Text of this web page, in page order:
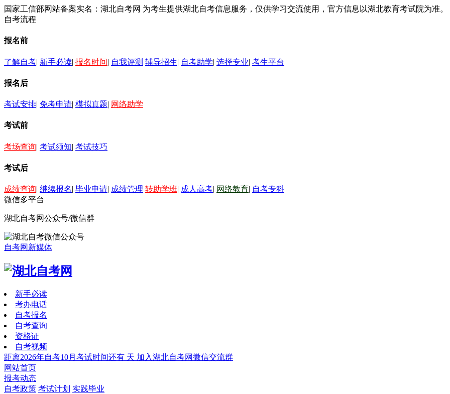
国家工信部网站备案实名：湖北自考网 为考生提供湖北自考信息服务，仅供学习交流使用，官方信息以湖北教育考试院为准。
自考流程
报名前
了解自考| 新手必读| 报名时间| 自我评测 辅导招生| 自考助学| 选择专业| 考生平台
报名后
考试安排| 免考申请| 模拟真题| 网络助学
考试前
考场查询| 考试须知| 考试技巧
考试后
成绩查询| 继续报名| 毕业申请| 成绩管理 转助学班| 成人高考| 网络教育| 自考专科
微信多平台
湖北自考网公众号/微信群
自考网新媒体
新手必读
考办电话
自考报名
自考查询
资格证
自考视频
距离2026年自考10月考试时间还有 天 加入湖北自考网微信交流群
网站首页
报考动态
自考政策 考试计划 实践毕业